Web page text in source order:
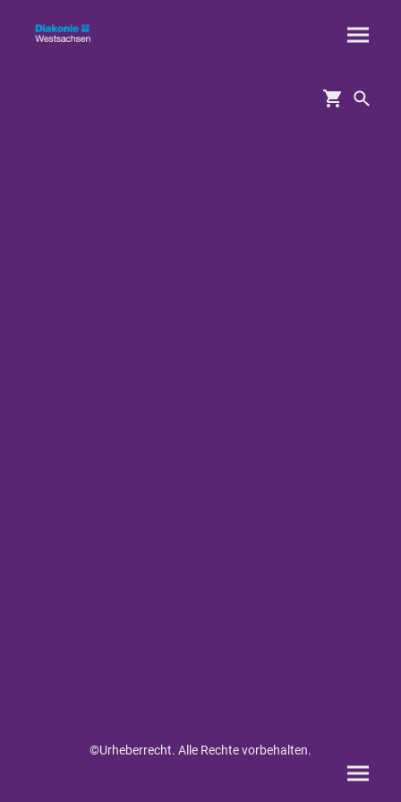
©Urheberrecht. Alle Rechte vorbehalten.